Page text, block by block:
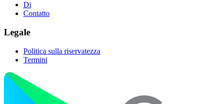
Di
Contatto
Legale
Politica sulla riservatezza
Termini